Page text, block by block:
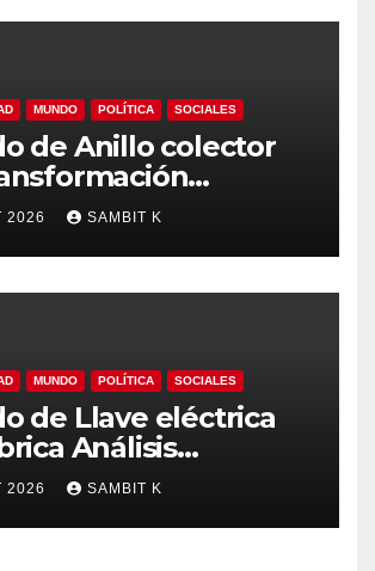
MUNDO POLÍTICA SOCIALES
de Anillo colector
Automatización y
Global hasta
2026 SAMBIT K
MUNDO POLÍTICA SOCIALES
de Llave eléctrica
Análisis
Competencia y
hasta 2035
2026 SAMBIT K